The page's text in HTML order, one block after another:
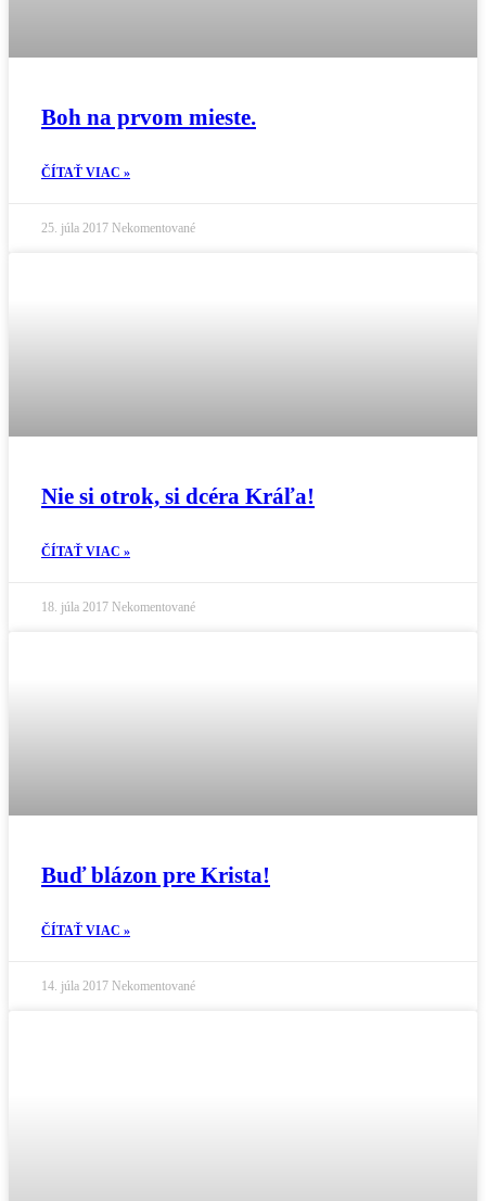
Boh na prvom mieste.
ČÍTAŤ VIAC »
25. júla 2017 Nekomentované
Nie si otrok, si dcéra Kráľa!
ČÍTAŤ VIAC »
18. júla 2017 Nekomentované
Buď blázon pre Krista!
ČÍTAŤ VIAC »
14. júla 2017 Nekomentované